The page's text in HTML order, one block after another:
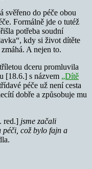
svěřeno do péče obou
Formálně jde o tutéž
potřeba soudní
kdy si život dítěte
A nejen to.
dceru promluvila
[18.6.] s názvem „Dítě
péče už není cesta
dobře a způsobuje mu
red.] jsme začali
péči, což bylo fajn a